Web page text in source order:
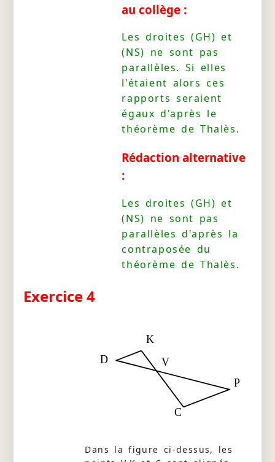
au collège :
Les droites (GH) et
(NS) ne sont pas
parallèles. Si elles
l'étaient alors ces
rapports seraient
égaux d'après le
théorème de Thalès.
Rédaction alternative
:
Les droites (GH) et
(NS) ne sont pas
parallèles d'après la
contraposée du
théorème de Thalès.
Exercice 4
P
V
C
K
D
Dans la figure ci-dessus, les